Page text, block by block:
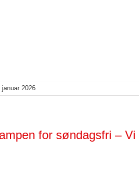
januar 2026
for søndagsfri –